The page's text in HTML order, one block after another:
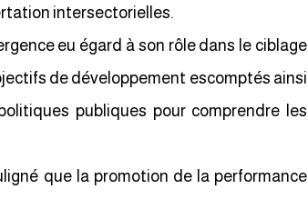
intersectorielles.
eu égard à son rôle dans le ciblage
de développement escomptés ainsi
publiques pour comprendre les
que la promotion de la performance